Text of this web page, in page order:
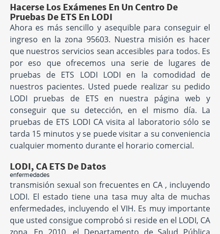
Hacerse Los Exámenes En Un Centro De
Pruebas De ETS En LODI
Ahora es más sencillo y asequible para conseguir el
ingreso en la zona 95603. Nuestra misión es hacer
que nuestros servicios sean accesibles para todos. Es
por eso que ofrecemos una serie de lugares de
pruebas de ETS LODI LODI en la comodidad de
nuestros pacientes. Usted puede realizar su pedido
LODI pruebas de ETS en nuestra página web y
conseguir que su detección, en el mismo día. La
pruebas de ETS LODI CA visita al laboratorio sólo se
tarda 15 minutos y se puede visitar a su conveniencia
cualquier momento durante el horario comercial.
LODI, CA ETS De Datos
enfermedades
transmisión sexual son frecuentes en CA , incluyendo
LODI. El estado tiene una tasa muy alta de muchas
enfermedades, incluyendo el VIH. Es muy importante
que usted consigue comprobó si reside en el LODI, CA